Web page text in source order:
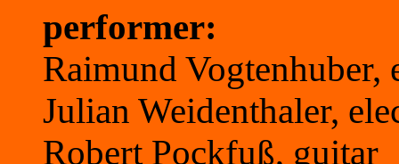
performer:
Raimund Vogtenhuber,
Julian Weidenthaler,
Robert Pockfuß, guitar